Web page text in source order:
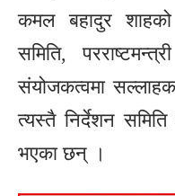
कमल बहादुर
समिति,
संयोजकत्वमा
त्यस्तै निर्देशन
भएका छन् ।